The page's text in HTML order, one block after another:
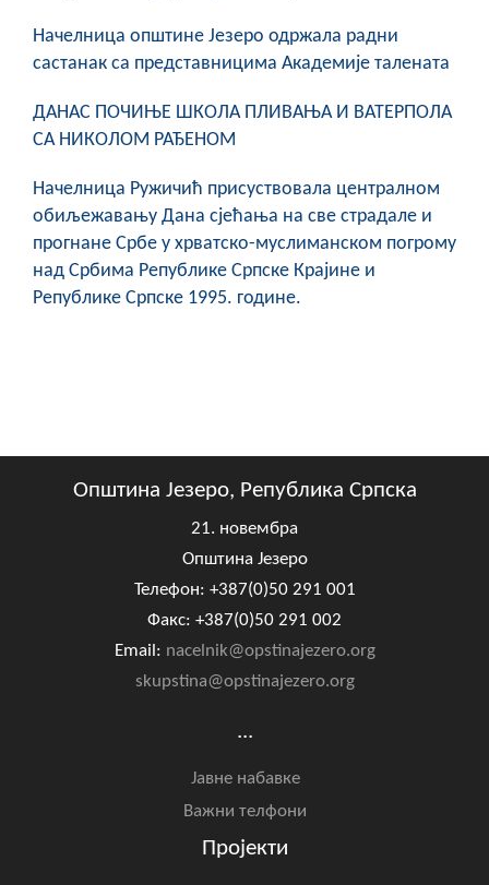
ФИНАНСИЈЕ
ПРИВРЕДА
Пољопривреда
Спорт
ЦИВИЛНА ЗАШТИТА
КОНТАКТ
Начелница општине Језеро одржала радни
састанак са представницима Академије талената
ДАНАС ПОЧИЊЕ ШКОЛА ПЛИВАЊА И ВАТЕРПОЛА
СА НИКОЛОМ РАЂЕНОМ
Начелница Ружичић присуствовала централном
обиљежавању Дана сјећања на све страдале и
прогнане Србе у хрватско-муслиманском погрому
над Србима Републике Српске Крајине и
Републике Српске 1995. године.
Општина Језеро, Република Српска
21. новембра
Општина Језеро
Телефон: +387(0)50 291 001
Факс: +387(0)50 291 002
Email: nacelnik@opstinajezero.org
skupstina@opstinajezero.org
...
Јавне набавке
Важни телфони
Пројекти